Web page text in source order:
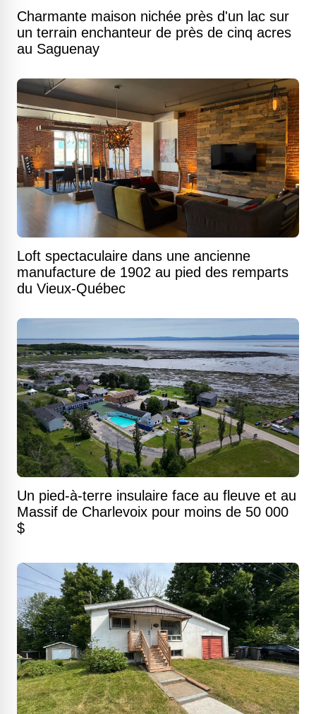
Charmante maison nichée près d'un lac sur
un terrain enchanteur de près de cinq acres
au Saguenay
Loft spectaculaire dans une ancienne
manufacture de 1902 au pied des remparts
du Vieux-Québec
Un pied-à-terre insulaire face au fleuve et au
Massif de Charlevoix pour moins de 50 000
$